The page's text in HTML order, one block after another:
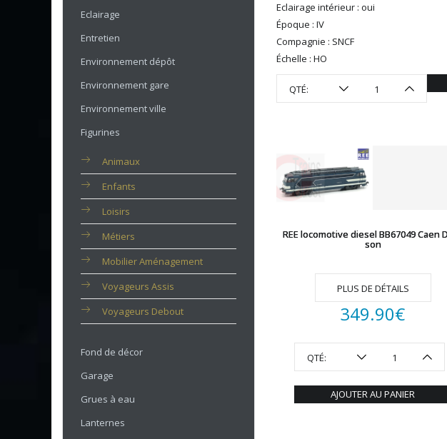
Eclairage
Entretien
Environnement dépôt
Environnement gare
Environnement ville
Figurines
Animaux
Enfants
Loisirs
Métiers
Mobilier Aménagement
Voyageurs Assis
Voyageurs Debout
Fond de décor
Garage
Grues à eau
Lanternes
Eclairage intérieur : oui
Époque : IV
Compagnie : SNCF
Échelle : HO
QTÉ:
REE locomotive diesel BB67049 Caen
son
PLUS DE DÉTAILS
349.90€
QTÉ:
AJOUTER AU PANIER